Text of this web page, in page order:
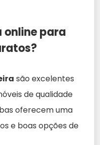
online para
são excelentes
de qualidade
oferecem uma
e boas opções de